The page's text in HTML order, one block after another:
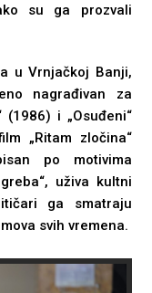
su ga prozvali
u Vrnjačkoj Banji,
nagrađivan za
i „Osuđeni“
„Ritam zločina“
po motivima
uživa kultni
ga smatraju
svih vremena.